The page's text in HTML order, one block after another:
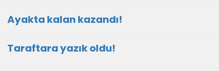
Ayakta kalan kazandı!
Taraftara yazık oldu!